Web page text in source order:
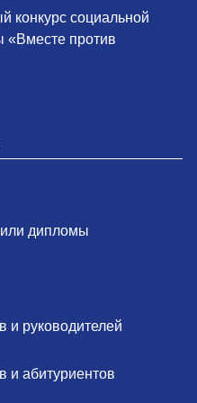
конкурс социальной
«Вместе против
дипломы
и руководителей
и абитуриентов